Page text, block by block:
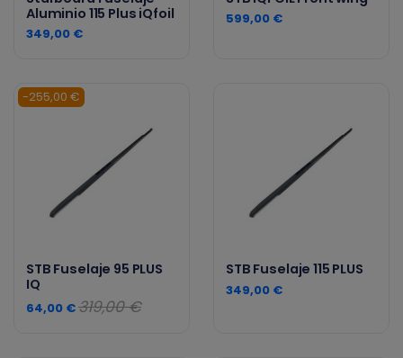
Aluminio 115 Plus iQfoil
349,00 €
599,00 €
-255,00 €
STB Fuselaje 95 PLUS
IQ
64,00 €319,00 €
STB Fuselaje 115 PLUS
349,00 €